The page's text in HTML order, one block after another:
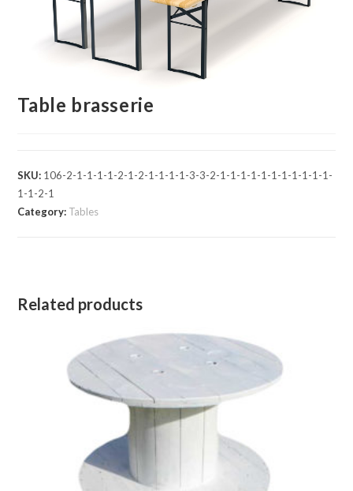
Table brasserie
SKU: 106-2-1-1-1-1-2-1-2-1-1-1-1-3-3-2-1-1-1-1-1-1-1-1-1-1-1-
1-1-2-1
Category: Tables
Related products